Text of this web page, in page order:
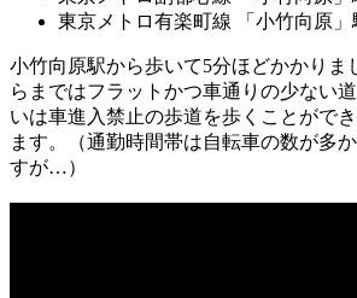
東京メトロ有楽町線 「小竹向原」
小竹向原駅から歩いて5分ほどかかりま
らまではフラットかつ車通りの少ない
いは車進入禁止の歩道を歩くことがで
ます。（通勤時間帯は自転車の数が多
すが…）